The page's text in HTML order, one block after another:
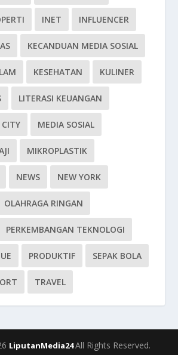
INET INFLUENCER
KECANDUAN MEDIA SOSIAL
KESEHATAN KULINER
LITERASI KEUANGAN
MEDIA SOSIAL
MIKROPLASTIK
NEWS NEW YORK
OLAHRAGA RINGAN
PERKEMBANGAN TEKNOLOGI
PRODUKTIF SEPAK BOLA
TRAVEL
LiputanMedia24All Rights Reserved.